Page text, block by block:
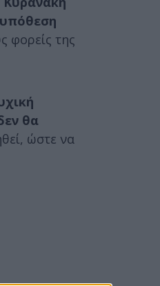
φορείς της
θα
ώστε να